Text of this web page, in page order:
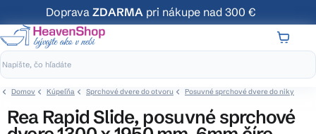
na
obsah
Doprava ZDARMA pri nákupe nad 300 €
Domov Kúpeľňa Sprchové dvere do otvoru Posuvné sprchové dvere do niky
Rea Rapid Slide, posuvné sprchové